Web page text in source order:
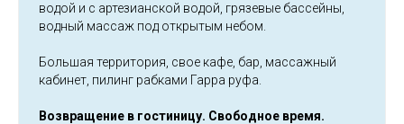
водой и с артезианской водой, грязевые бассейны,
водный массаж под открытым небом.
Большая территория, свое кафе, бар, массажный
кабинет, пилинг рабками Гарра руфа.
Возвращение в гостиницу. Свободное время.